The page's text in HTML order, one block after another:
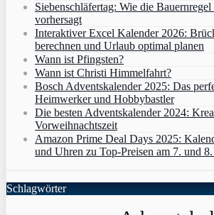
Siebenschläfertag: Wie die
vorhersagt
Interaktiver Excel Kalender 2026:
berechnen und Urlaub optimal planen
Wann ist Pfingsten?
Wann ist Christi Himmelfahrt?
Bosch Adventskalender 2025: Das
Heimwerker und Hobbybastler
Die besten Adventskalender 2024:
Vorweihnachtszeit
Amazon Prime Deal Days 2025:
und Uhren zu Top-Preisen am 7. und
Schlagwörter